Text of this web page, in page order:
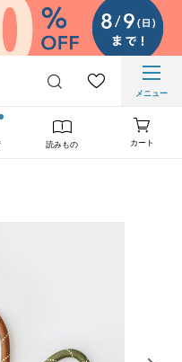
メニュー
読みもの カート